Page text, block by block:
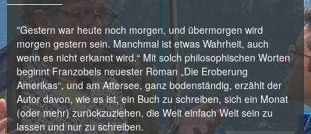
"Gestern war heute noch morgen, und übermorgen wird
morgen gestern sein. Manchmal ist etwas Wahrheit, auch
wenn es nicht erkannt wird.“ Mit solch philosophischen Worten
beginnt Franzobels neuester Roman „Die Eroberung
Amerikas“, und am Attersee, ganz bodenständig, erzählt der
Autor davon, wie es ist, ein Buch zu schreiben, sich ein Monat
(oder mehr) zurückzuziehen, die Welt einfach Welt sein zu
lassen und nur zu schreiben.